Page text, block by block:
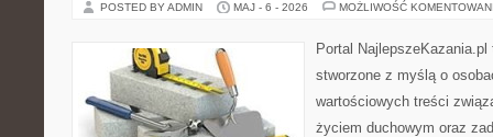
POSTED BY ADMIN MAJ - 6 - 2026 MOŻLIWOŚĆ
Portal
stworzone z myślą o
wartościowych treści
życiem duchowym oraz